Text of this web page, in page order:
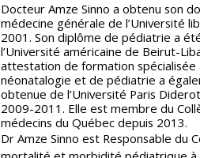
Docteur Amze Sinno a obtenu son
médecine générale de l’Université
2001. Son diplôme de pédiatrie a
l’Université américaine de Beirut-
attestation de formation
néonatalogie et de pédiatrie a
obtenue de l’Université Paris
2009-2011. Elle est membre du
médecins du Québec depuis 2013.
Dr Amze Sinno est Responsable du